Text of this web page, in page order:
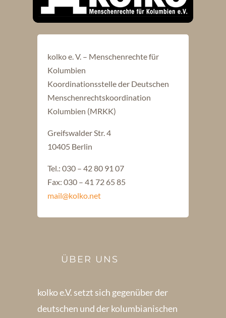
kolko e. V. – Menschenrechte für
Kolumbien
Koordinationsstelle der Deutschen
Menschenrechtskoordination
Kolumbien (MRKK)
Greifswalder Str. 4
10405 Berlin
Tel.: 030 – 42 80 91 07
Fax: 030 – 41 72 65 85
mail@kolko.net
ÜBER UNS
kolko e.V. setzt sich gegenüber der
deutschen und der kolumbianischen